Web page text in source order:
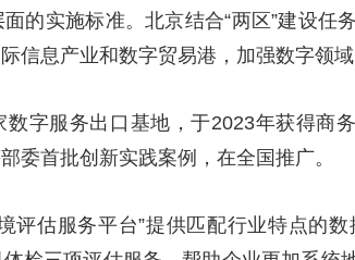
库 热播榜 总台企业白名单
的实施标准。北京结合“两区”建设
信息产业和数字贸易港，加强数字领
字服务出口基地，于2023年获得商
委首批创新实践案例，在全国推广。
评估服务平台”提供匹配行业特点的